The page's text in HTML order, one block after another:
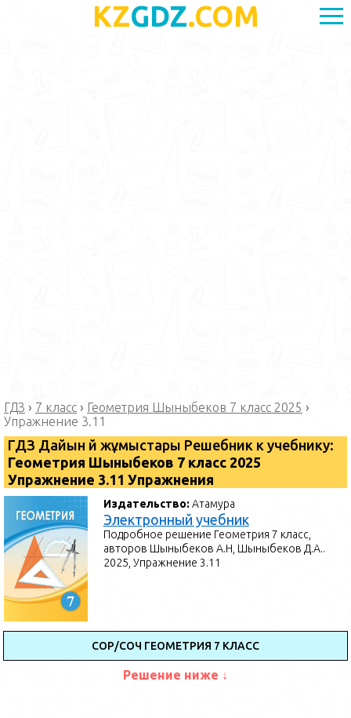
KZGDZ.COM
ГДЗ › 7 класс › Геометрия Шыныбеков 7 класс 2025 ›
Упражнение 3.11
ГДЗ Дайын үй жұмыстары Решебник к учебнику:
Геометрия Шыныбеков 7 класс 2025
Упражнение 3.11 Упражнения
Издательство:Атамура
Электронный учебник
Подробное решение Геометрия 7 класс,
авторов Шыныбеков А.Н, Шыныбеков Д.А..
2025, Упражнение 3.11
СОР/СОЧ ГЕОМЕТРИЯ 7 КЛАСС
Решение ниже ↓